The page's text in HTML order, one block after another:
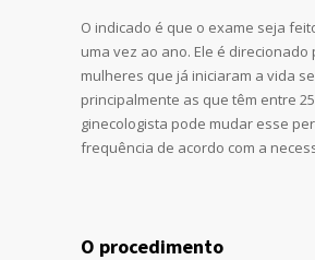
O indicado é que o exame seja
uma vez ao ano. Ele é direcionado
mulheres que já iniciaram a vida
principalmente as que têm entre
ginecologista pode mudar esse
frequência de acordo com a
O procedimento